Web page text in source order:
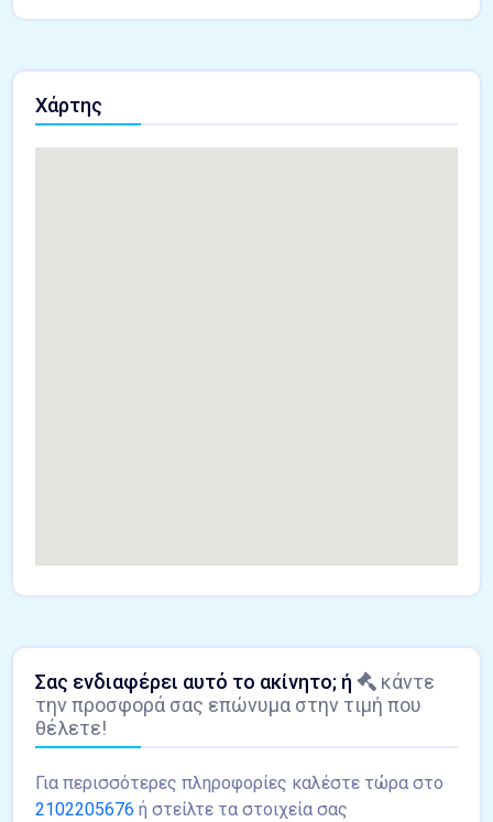
Χάρτης
Σας ενδιαφέρει αυτό το ακίνητο; ή
κάντε
την προσφορά σας επώνυμα στην τιμή που
θέλετε!
Για περισσότερες πληροφορίες καλέστε τώρα στο
2102205676 ή στείλτε τα στοιχεία σας